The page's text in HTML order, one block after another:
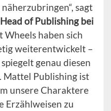
sagt
of Publishing bei
Wheels haben sich
weiterentwickelt –
genau diesen
Mattel Publishing ist
unsere Charaktere
Erzählweisen zu